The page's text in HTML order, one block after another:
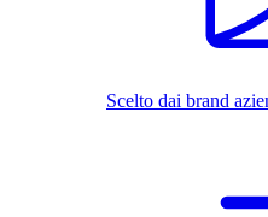
Scelto dai brand